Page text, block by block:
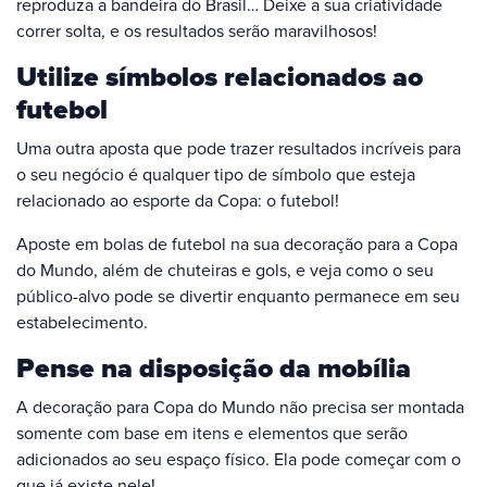
reproduza a bandeira do Brasil… Deixe a sua criatividade
correr solta, e os resultados serão maravilhosos!
Utilize símbolos relacionados ao
futebol
Uma outra aposta que pode trazer resultados incríveis para
o seu negócio é qualquer tipo de símbolo que esteja
relacionado ao esporte da Copa: o futebol!
Aposte em bolas de futebol na sua decoração para a Copa
do Mundo, além de chuteiras e gols, e veja como o seu
público-alvo pode se divertir enquanto permanece em seu
estabelecimento.
Pense na disposição da mobília
A decoração para Copa do Mundo não precisa ser montada
somente com base em itens e elementos que serão
adicionados ao seu espaço físico. Ela pode começar com o